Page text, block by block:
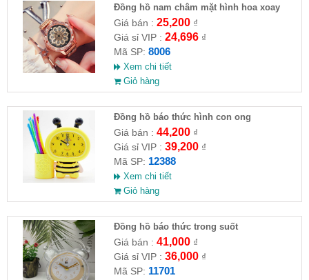
Đồng hồ nam châm mặt hình hoa xoay
Giá bán : 25,200₫
Giá sỉ VIP : 24,696₫
Mã SP: 8006
Xem chi tiết
Giỏ hàng
Đồng hồ báo thức hình con ong
Giá bán : 44,200₫
Giá sỉ VIP : 39,200₫
Mã SP: 12388
Xem chi tiết
Giỏ hàng
Đồng hồ báo thức trong suốt
Giá bán : 41,000₫
Giá sỉ VIP : 36,000₫
Mã SP: 11701